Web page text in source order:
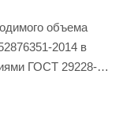
объема
2014 в
ГОСТ 29228-